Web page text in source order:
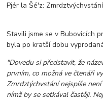
Pjér la Šé'z:
Stavili jsme se v Bubovicích
byla po kratší dobu
"Dovedu si představit, že
prvním, co možná ve čtenáři
Zmrdztýchvstání nejspíše
nímž by se setkával častěji.